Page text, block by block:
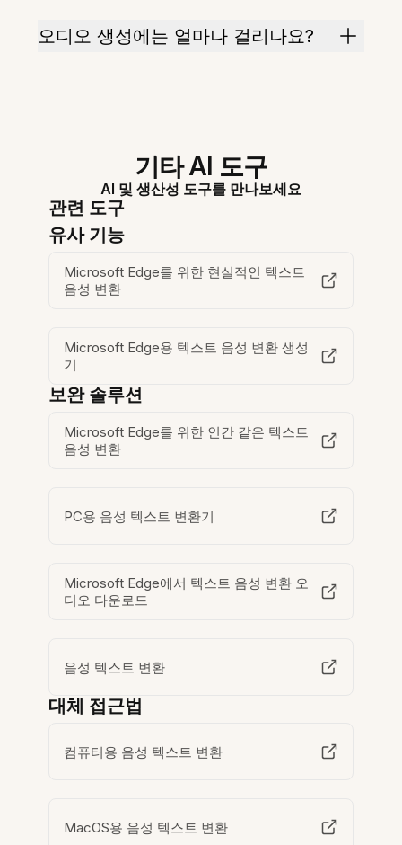
오디오 생성에는 얼마나 걸리나요?
기타 AI 도구
AI 및 생산성 도구를 만나보세요
관련 도구
유사 기능
Microsoft Edge를 위한 현실적인 텍스트
음성 변환
Microsoft Edge용 텍스트 음성 변환 생성
기
보완 솔루션
Microsoft Edge를 위한 인간 같은 텍스트
음성 변환
PC용 음성 텍스트 변환기
Microsoft Edge에서 텍스트 음성 변환 오
디오 다운로드
음성 텍스트 변환
대체 접근법
컴퓨터용 음성 텍스트 변환
MacOS용 음성 텍스트 변환